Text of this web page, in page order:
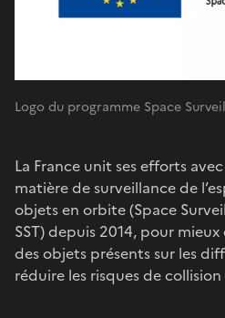
Logo du programme Space
La France unit ses efforts
matière de surveillance de
objets en orbite (Space
SST) depuis 2014, pour
des objets présents sur les
réduire les risques de